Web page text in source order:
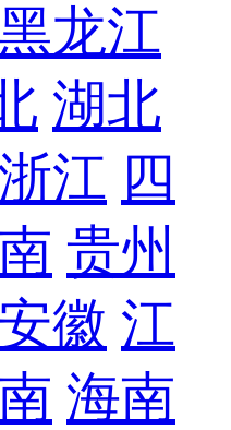
黑龙江
湖北
江 四
贵州
安徽 江
海南